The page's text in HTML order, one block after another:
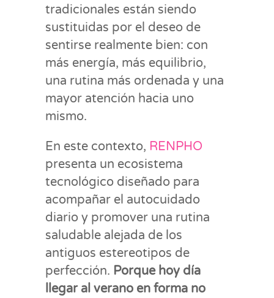
tradicionales están siendo
sustituidas por el deseo de
sentirse realmente bien: con
más energía, más equilibrio,
una rutina más ordenada y una
mayor atención hacia uno
mismo.
En este contexto, RENPHO
presenta un ecosistema
tecnológico diseñado para
acompañar el autocuidado
diario y promover una rutina
saludable alejada de los
antiguos estereotipos de
perfección. Porque hoy día
llegar al verano en forma no